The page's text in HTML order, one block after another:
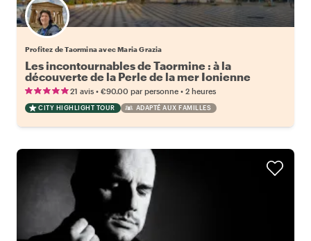
Profitez de Taormina avec Maria Grazia
Les incontournables de Taormine : à la
découverte de la Perle de la mer Ionienne
21 avis • €90.00 par personne • 2 heures
CITY HIGHLIGHT TOUR ADAPTÉ AUX FAMILLES